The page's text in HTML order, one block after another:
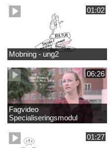
01:02
Mobning - ung2
06:26
Fagvideo
Specialiseringsmodul
Grundskole
01:27